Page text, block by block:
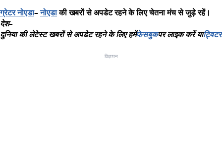
ग्रेटरनोएडा–नोएडाकीखबरोंसेअपडेटरहनेकेलिएचेतनामंचसेजुड़ेरहें।
देश–
दुनिया की लेटेस्ट खबरों से अपडेट रहने के लिए हमेंफेसबुकपर लाइक करें याट्विटर
विज्ञापन